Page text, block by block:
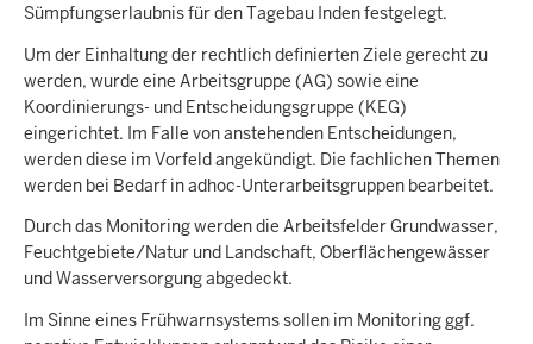
Sümpfungserlaubnis für den Tagebau Inden festgelegt.
Um der Einhaltung der rechtlich definierten Ziele gerecht zu
werden, wurde eine Arbeitsgruppe (AG) sowie eine
Koordinierungs- und Entscheidungsgruppe (KEG)
eingerichtet. Im Falle von anstehenden Entscheidungen,
werden diese im Vorfeld angekündigt. Die fachlichen Themen
werden bei Bedarf in adhoc-Unterarbeitsgruppen bearbeitet.
Durch das Monitoring werden die Arbeitsfelder Grundwasser,
Feuchtgebiete/Natur und Landschaft, Oberflächengewässer
und Wasserversorgung abgedeckt.
Im Sinne eines Frühwarnsystems sollen im Monitoring ggf.